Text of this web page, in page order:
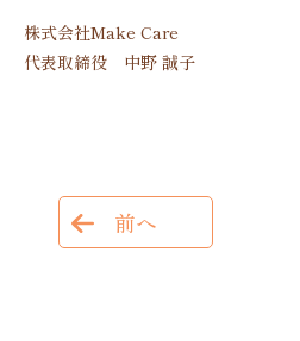
株式会社Make Care
代表取締役 中野 誠子
前へ